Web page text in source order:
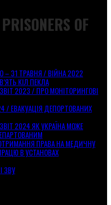
OF
– 31 ТРАВНЯ / ВІЙНА 2022
КІЛ ПЕКЛА
2023 / ПРО МОНІТОРИНГОВІ
/ ЕВАКУАЦІЯ ДЕПОРТОВАНИХ
2024 ЯК УКРАЇНА МОЖЕ
ПРАВА НА МЕДИЧНУ
В УСТАНОВАХ
ЗВУ